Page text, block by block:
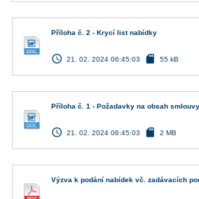
Příloha č. 2 - Krycí list nabídky
access_time 21. 02. 2024 06:45:03 sd_card 55 kB
Příloha č. 1 - Požadavky na obsah smlouvy
access_time 21. 02. 2024 06:45:03 sd_card 2 MB
Výzva k podání nabídek vč. zadávacích